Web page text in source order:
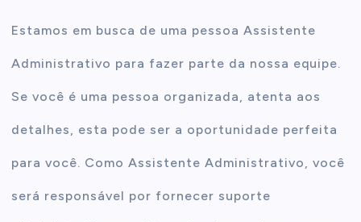
Estamos em busca de uma pessoa Assistente
Administrativo para fazer parte da nossa equipe.
Se você é uma pessoa organizada, atenta aos
detalhes, esta pode ser a oportunidade perfeita
para você. Como Assistente Administrativo, você
será responsável por fornecer suporte